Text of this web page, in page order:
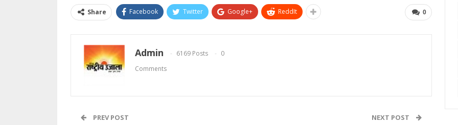
0
Share Facebook Twitter Google+ ReddIt
Admin 6169 Posts
0
Comments
PREV POST NEXT POST